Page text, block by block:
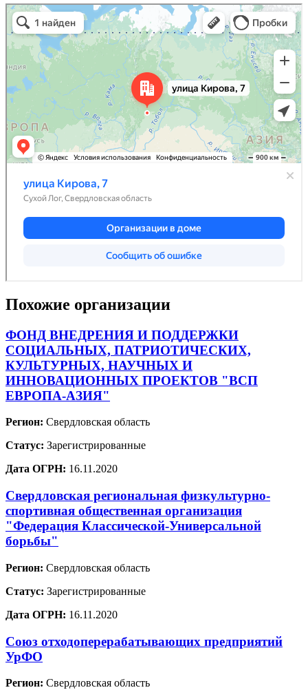
Похожие организации
ФОНД ВНЕДРЕНИЯ И ПОДДЕРЖКИ
СОЦИАЛЬНЫХ, ПАТРИОТИЧЕСКИХ,
КУЛЬТУРНЫХ, НАУЧНЫХ И
ИННОВАЦИОННЫХ ПРОЕКТОВ "ВСП
ЕВРОПА-АЗИЯ"
Регион: Свердловская область
Статус: Зарегистрированные
Дата ОГРН: 16.11.2020
Свердловская региональная физкультурно-
спортивная общественная организация
"Федерация Классической-Универсальной
борьбы"
Регион: Свердловская область
Статус: Зарегистрированные
Дата ОГРН: 16.11.2020
Союз отходоперерабатывающих предприятий
УрФО
Регион: Свердловская область